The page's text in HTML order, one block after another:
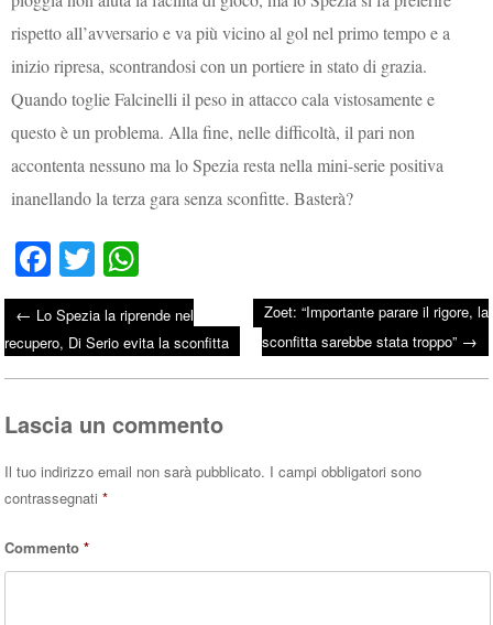
rispetto all’avversario e va più vicino al gol nel primo tempo e a
inizio ripresa, scontrandosi con un portiere in stato di grazia.
Quando toglie Falcinelli il peso in attacco cala vistosamente e
questo è un problema. Alla fine, nelle difficoltà, il pari non
accontenta nessuno ma lo Spezia resta nella mini-serie positiva
inanellando la terza gara senza sconfitte. Basterà?
Fa
ce
bo
ok
T
wi
tte
r
ha
ts
A
Post navigation
← Lo Spezia la riprende nel
recupero, Di Serio evita la sconfitta
Zoet: “Importante parare il rigore, la
sconfitta sarebbe stata troppo” →
Lascia un commento
Il tuo indirizzo email non sarà pubblicato. I campi obbligatori sono
contrassegnati*
Commento*